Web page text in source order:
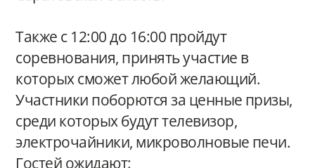
Также с 12:00 до 16:00 пройдут
соревнования, принять участие в
которых сможет любой желающий.
Участники поборются за ценные призы,
среди которых будут телевизор,
электрочайники, микроволновые печи.
Гостей ожидают: